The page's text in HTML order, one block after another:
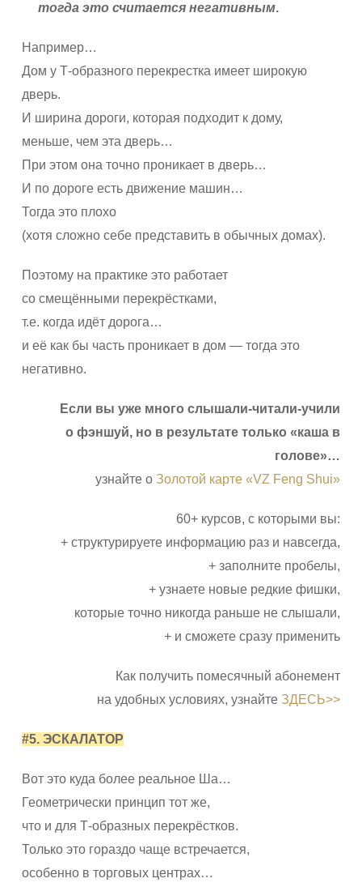
тогда это считается негативным.
Например…
Дом у Т-образного перекрестка имеет широкую
дверь.
И ширина дороги, которая подходит к дому,
меньше, чем эта дверь…
При этом она точно проникает в дверь…
И по дороге есть движение машин…
Тогда это плохо
(хотя сложно себе представить в обычных домах).
Поэтому на практике это работает
со смещёнными перекрёстками,
т.е. когда идёт дорога…
и её как бы часть проникает в дом — тогда это
негативно.
Если вы уже много слышали-читали-учили
о фэншуй, но в результате только «каша в
голове»…
узнайте о Золотой карте «VZ Feng Shui»
60+ курсов, с которыми вы:
+ структурируете информацию раз и навсегда,
+ заполните пробелы,
+ узнаете новые редкие фишки,
которые точно никогда раньше не слышали,
+ и сможете сразу применить
Как получить помесячный абонемент
на удобных условиях, узнайте ЗДЕСЬ>>
#5. ЭСКАЛАТОР
Вот это куда более реальное Ша…
Геометрически принцип тот же,
что и для Т-образных перекрёстков.
Только это гораздо чаще встречается,
особенно в торговых центрах…